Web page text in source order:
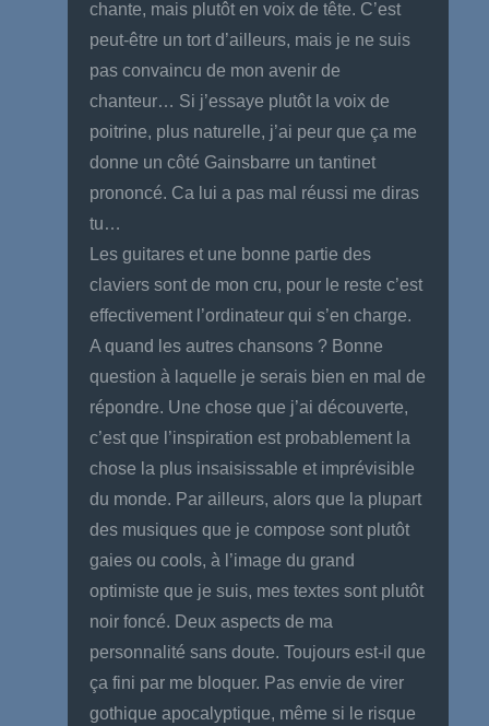
chante, mais plutôt en voix de tête. C’est
peut-être un tort d’ailleurs, mais je ne suis
pas convaincu de mon avenir de
chanteur… Si j’essaye plutôt la voix de
poitrine, plus naturelle, j’ai peur que ça me
donne un côté Gainsbarre un tantinet
prononcé. Ca lui a pas mal réussi me diras
tu…
Les guitares et une bonne partie des
claviers sont de mon cru, pour le reste c’est
effectivement l’ordinateur qui s’en charge.
A quand les autres chansons ? Bonne
question à laquelle je serais bien en mal de
répondre. Une chose que j’ai découverte,
c’est que l’inspiration est probablement la
chose la plus insaisissable et imprévisible
du monde. Par ailleurs, alors que la plupart
des musiques que je compose sont plutôt
gaies ou cools, à l’image du grand
optimiste que je suis, mes textes sont plutôt
noir foncé. Deux aspects de ma
personnalité sans doute. Toujours est-il que
ça fini par me bloquer. Pas envie de virer
gothique apocalyptique, même si le risque